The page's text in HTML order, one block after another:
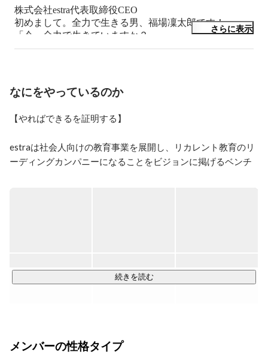
株式会社estra代表取締役CEO
初めまして。全力で生きる男、福場凜太郎です！
「今、全力で生きていますか？」
そう聞かれたら100% 「はい」と答えられますか？
成長意欲の高い新たな仲間をお待ちしております！
さらに表示
なにをやっているのか
【やればできるを証明する】
estraは社会人向けの教育事業を展開し、リカレント教育のリ
ーディングカンパニーになることをビジョンに掲げるベンチ
エンジニアを志す人は多い一方で、未経験者を採用し開発を
発事業だけやれば良いではなく、教育と開発どちらも行い、
続きを読む
メンバーの性格タイプ